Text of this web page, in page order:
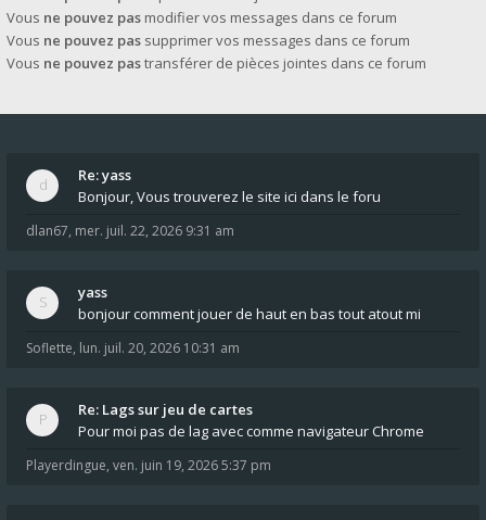
Vous ne pouvez pas modifier vos messages dans ce forum
Vous ne pouvez pas supprimer vos messages dans ce forum
Vous ne pouvez pastransférer de pièces jointes dans ce forum
Re: yass
Bonjour, Vous trouverez le site ici dans le foru
dlan67, mer. juil. 22, 2026 9:31 am
yass
bonjour comment jouer de haut en bas tout atout mi
Soflette, lun. juil. 20, 2026 10:31 am
Re: Lags sur jeu de cartes
Pour moi pas de lag avec comme navigateur Chrome
Playerdingue, ven. juin 19, 2026 5:37 pm